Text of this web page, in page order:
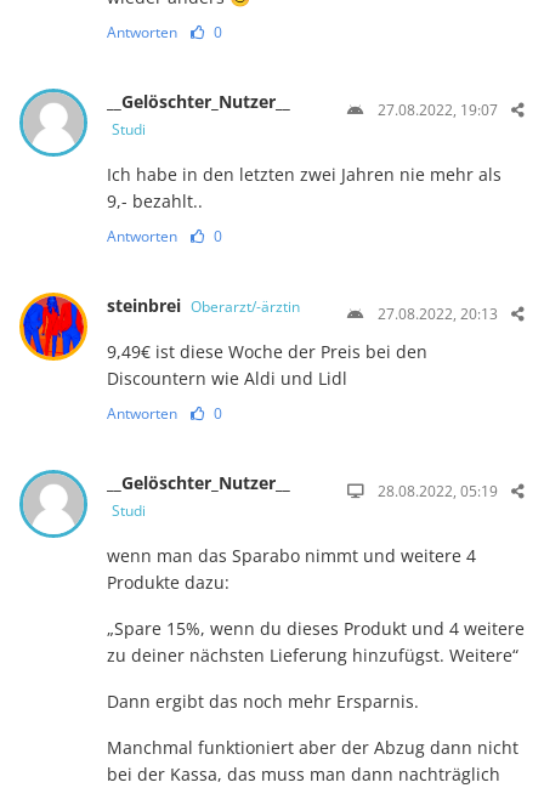
Antworten 0
__Gelöschter_Nutzer__
Studi
27.08.2022, 19:07
Ich habe in den letzten zwei Jahren nie mehr als
9,- bezahlt..
Antworten 0
steinbrei Oberarzt/-ärztin 27.08.2022, 20:13
9,49€ ist diese Woche der Preis bei den
Discountern wie Aldi und Lidl
Antworten 0
__Gelöschter_Nutzer__
Studi
28.08.2022, 05:19
wenn man das Sparabo nimmt und weitere 4
Produkte dazu:
„Spare 15%, wenn du dieses Produkt und 4 weitere
zu deiner nächsten Lieferung hinzufügst. Weitere“
Dann ergibt das noch mehr Ersparnis.
Manchmal funktioniert aber der Abzug dann nicht
bei der Kassa, das muss man dann nachträglich